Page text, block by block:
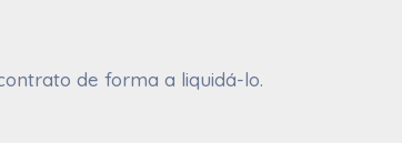
de forma a liquidá-lo.